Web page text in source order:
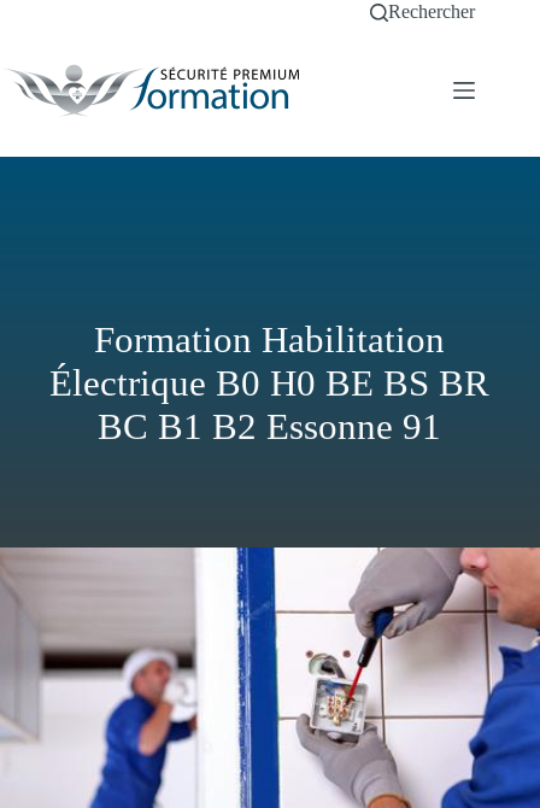
Rechercher
Formation Habilitation
Électrique B0 H0 BE BS BR
BC B1 B2 Essonne 91